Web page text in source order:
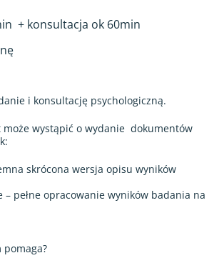
+ konsultacja ok 60min
i konsultację psychologiczną.
wystąpić o wydanie dokumentów
skrócona wersja opisu wyników
– pełne opracowanie wyników badania na
pomaga?